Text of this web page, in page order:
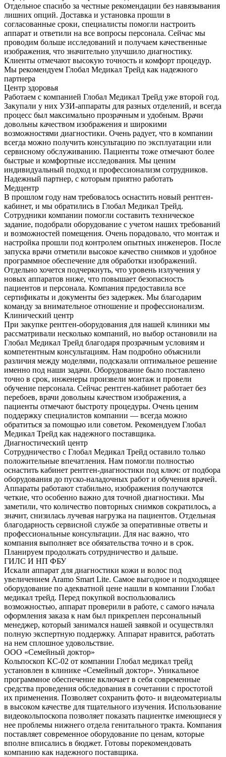
Отдельное спасибо за честные рекомендации без навязывания
лишних опций. Доставка и установка прошли в
согласованные сроки, специалисты помогли настроить
аппарат и ответили на все вопросы персонала. Сейчас мы
проводим больше исследований и получаем качественные
изображения, что значительно улучшило диагностику.
Клиенты отмечают высокую точность и комфорт процедур.
Мы рекомендуем Глобал Медикал Трейд как надежного
партнера
Центр здоровья
Работаем с компанией Глобал Медикал Трейд уже второй год.
Закупали у них УЗИ-аппараты для разных отделений, и всегда
процесс был максимально прозрачным и удобным. Врачи
довольны качеством изображения и широкими
возможностями диагностики. Очень радует, что в компании
всегда можно получить консультацию по эксплуатации или
сервисному обслуживанию. Пациенты тоже отмечают более
быстрые и комфортные исследования. Мы ценим
индивидуальный подход и профессионализм сотрудников.
Надежный партнер, с которым приятно работать
Медцентр
В прошлом году нам требовалось оснастить новый рентген-
кабинет, и мы обратились в Глобал Медикал Трейд.
Сотрудники компании помогли составить техническое
задание, подобрали оборудование с учетом наших требований
и возможностей помещения. Очень порадовало, что монтаж и
настройка прошли под контролем опытных инженеров. После
запуска врачи отметили высокое качество снимков и удобное
программное обеспечение для обработки изображений.
Отдельно хочется подчеркнуть, что уровень излучения у
новых аппаратов ниже, что повышает безопасность
пациентов и персонала. Компания предоставила все
сертификаты и документы без задержек. Мы благодарим
команду за внимательное отношение и профессионализм.
Клинический центр
При закупке рентген-оборудования для нашей клиники мы
рассматривали несколько компаний, но выбор остановили на
Глобал Медикал Трейд благодаря прозрачным условиям и
компетентным консультациям. Нам подробно объяснили
различия между моделями, подсказали оптимальное решение
именно под наши задачи. Оборудование было поставлено
точно в срок, инженеры произвели монтаж и провели
обучение персонала. Сейчас рентген-кабинет работает без
перебоев, врачи довольны качеством изображения, а
пациенты отмечают быстроту процедуры. Очень ценим
поддержку специалистов компании — всегда можно
обратиться за помощью или советом. Рекомендуем Глобал
Медикал Трейд как надежного поставщика.
Диагностический центр
Сотрудничество с Глобал Медикал Трейд оставило только
положительные впечатления. Нам помогли полностью
оснастить кабинет рентген-диагностики под ключ: от подбора
оборудования до пуско-наладочных работ и обучения врачей.
Аппараты работают стабильно, изображения получаются
четкие, что особенно важно для точной диагностики. Мы
заметили, что количество повторных снимков сократилось, а
значит, снизилась лучевая нагрузка на пациентов. Отдельная
благодарность сервисной службе за оперативные ответы и
профессиональные консультации. Для нас важно, что
компания выполняет все обязательства точно и в срок.
Планируем продолжать сотрудничество и дальше.
ГИЛС И НП ФБУ
Искали аппарат для диагностики кожи и волос под
увеличением Aramo Smart Lite. Самое выгодное и подходящее
оборудование по адекватной цене нашли в компании Глобал
медикал трейд. Перед покупкой воспользовались
возможностью, аппарат проверили в работе, с самого начала
оформления заказа к нам был прикреплен персональный
менеджер, который занимался нашей заявкой и осуществлял
полную экспертную поддержку. Аппарат нравится, работать
на нем сплошное удовольствие.
ООО «Семейный доктор»
Кольпоскоп КС-02 от компании Глобал медикал трейд
установлен в клинике «Семейный доктор». Уникальное
программное обеспечение включает в себя современные
средства проведения обследования в сочетании с простотой
их применения. Позволяет сохранить фото- и видеоматериалы
в высоком качестве для тщательного изучения. Использование
видеокольпоскопа позволяет показать пациентке имеющиеся у
нее проблемы нижнего отдела генитального тракта. Компания
поставляет современное оборудование по ценам, которые
вполне вписались в бюджет. Готовы порекомендовать
компанию как надежного поставщика.